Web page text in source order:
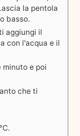
la pentola
basso.
aggiungi il
con l'acqua e il
e poi
che ti